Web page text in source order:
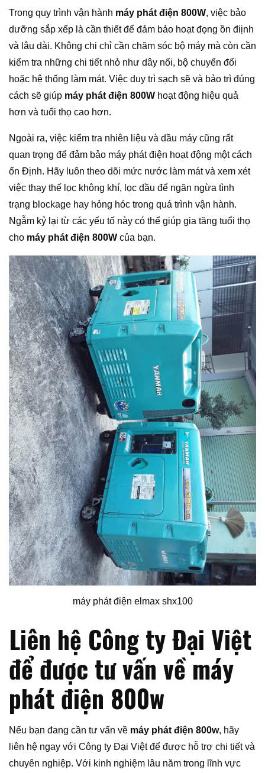
Trong quy trình vận hành máy phát điện 800W, việc bảo
dưỡng sắp xếp là cần thiết để đảm bảo hoạt đọng ồn điịnh
và lâu dài. Không chi chỉ cần chăm sóc bộ máy mà còn cần
kiểm tra những chi tiết nhỏ như dây nối, bộ chuyển đổi
hoặc hệ thống làm mát. Việc duy trì sạch sẽ và bảo trì đúng
cách sẽ giúp máy phát điện 800W hoạt động hiệu quả
hơn và tuổi thọ cao hơn.
Ngoài ra, việc kiểm tra nhiên liệu và dầu máy cũng rất
quan trọng để đảm bảo máy phát điện hoạt động một cách
ổn Định. Hãy luôn theo dõi mức nước làm mát và xem xét
việc thay thế lọc không khí, lọc dầu để ngăn ngừa tình
trạng blockage hay hỏng hóc trong quá trình vận hành.
Ngẫm kỷ lại từ các yếu tố này có thể giúp gia tăng tuổi thọ
cho máy phát điện 800W của bạn.
máy phát điện elmax shx100
Liên hệ Công ty Đại Việt
để được tư vấn về máy
phát điện 800w
Nếu bạn đang cần tư vấn về máy phát điện 800w, hãy
liên hệ ngay với Công ty Đại Việt để được hỗ trợ chi tiết và
chuyên nghiệp. Với kinh nghiệm lâu năm trong lĩnh vực